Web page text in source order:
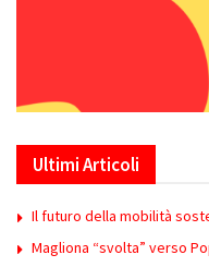
Ultimi Articoli
Il futuro della mobilità
Magliona “svolta” verso